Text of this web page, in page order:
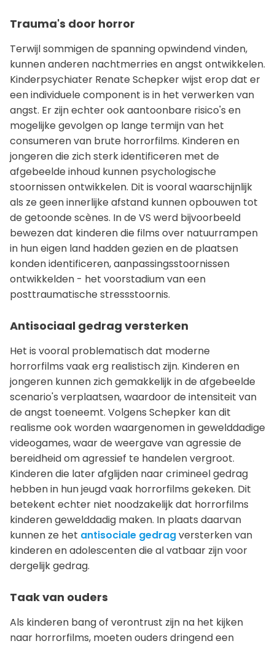
Trauma's door horror
Terwijl sommigen de spanning opwindend vinden,
kunnen anderen nachtmerries en angst ontwikkelen.
Kinderpsychiater Renate Schepker wijst erop dat er
een individuele component is in het verwerken van
angst. Er zijn echter ook aantoonbare risico's en
mogelijke gevolgen op lange termijn van het
consumeren van brute horrorfilms. Kinderen en
jongeren die zich sterk identificeren met de
afgebeelde inhoud kunnen psychologische
stoornissen ontwikkelen. Dit is vooral waarschijnlijk
als ze geen innerlijke afstand kunnen opbouwen tot
de getoonde scènes. In de VS werd bijvoorbeeld
bewezen dat kinderen die films over natuurrampen
in hun eigen land hadden gezien en de plaatsen
konden identificeren, aanpassingsstoornissen
ontwikkelden - het voorstadium van een
posttraumatische stressstoornis.
Antisociaal gedrag versterken
Het is vooral problematisch dat moderne
horrorfilms vaak erg realistisch zijn. Kinderen en
jongeren kunnen zich gemakkelijk in de afgebeelde
scenario's verplaatsen, waardoor de intensiteit van
de angst toeneemt. Volgens Schepker kan dit
realisme ook worden waargenomen in gewelddadige
videogames, waar de weergave van agressie de
bereidheid om agressief te handelen vergroot.
Kinderen die later afglijden naar crimineel gedrag
hebben in hun jeugd vaak horrorfilms gekeken. Dit
betekent echter niet noodzakelijk dat horrorfilms
kinderen gewelddadig maken. In plaats daarvan
kunnen ze het antisociale gedragversterken van
kinderen en adolescenten die al vatbaar zijn voor
dergelijk gedrag.
Taak van ouders
Als kinderen bang of verontrust zijn na het kijken
naar horrorfilms, moeten ouders dringend een